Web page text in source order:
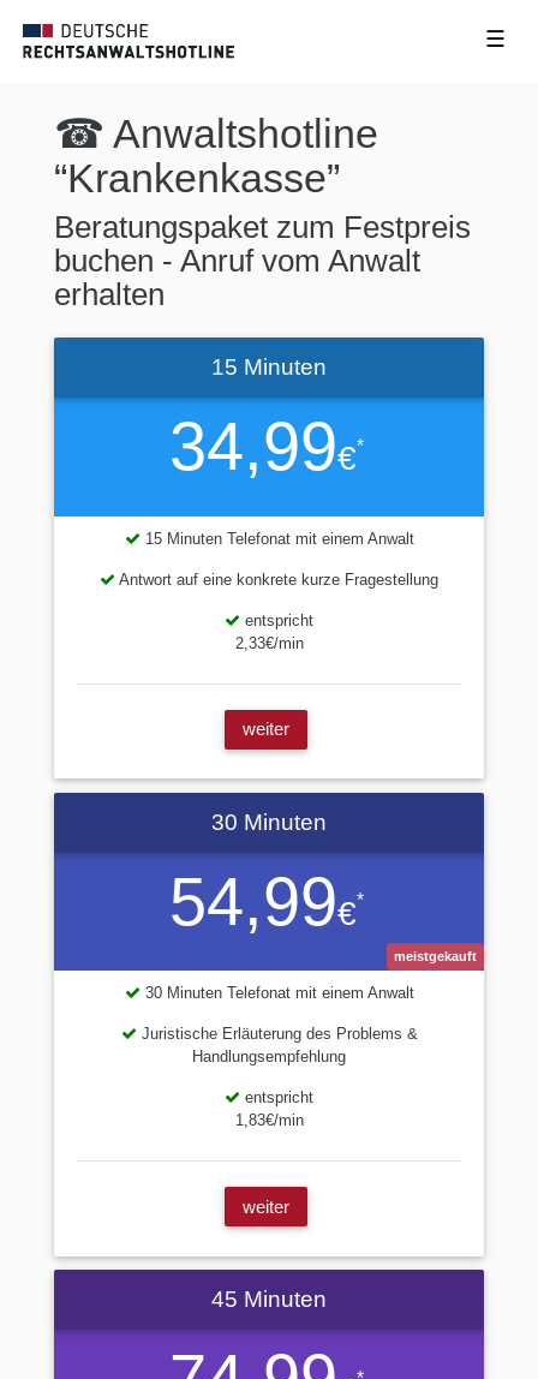
☰
☎ Anwaltshotline
“Krankenkasse”
Beratungspaket zum Festpreis
buchen - Anruf vom Anwalt
erhalten
34,99€*
15 Minuten
15 Minuten Telefonat mit einem Anwalt
Antwort auf eine konkrete kurze Fragestellung
entspricht
2,33€/min
weiter
54,99€*
30 Minuten
meistgekauft
30 Minuten Telefonat mit einem Anwalt
Juristische Erläuterung des Problems &
Handlungsempfehlung
entspricht
1,83€/min
weiter
45 Minuten